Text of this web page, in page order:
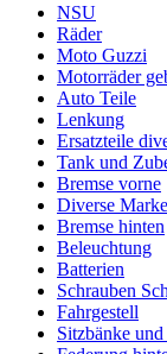
NSU
Räder
Moto Guzzi
Motorräder
Auto Teile
Lenkung
Ersatzteile
Tank und
Bremse vorne
Diverse
Bremse hinten
Beleuchtung
Batterien
Schrauben
Fahrgestell
Sitzbänke